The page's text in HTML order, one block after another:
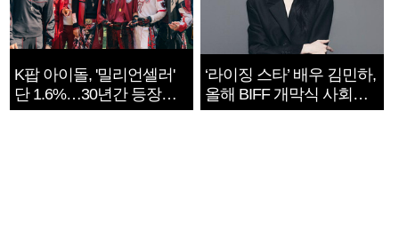
K팝 아이돌, '밀리언셀러'
단 1.6%…30년간 등장
1182개팀 전수조사
‘라이징 스타’ 배우 김민하,
올해 BIFF 개막식 사회자
확정